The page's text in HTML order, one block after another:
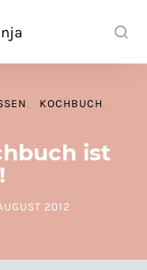
KOCHBUCH
ist
ON
2012